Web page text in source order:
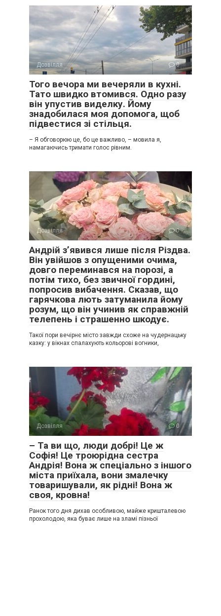
Дозвілля 0
Того вечора ми вечеряли в кухні.
Тато швидко втомився. Одно разу
він упустив виделку. Йому
знадобилася моя допомога, щоб
підвестися зі стільця.
– Я обговорюю це, бо це важливо, – мовила я,
намагаючись тримати голос рівним.
Дозвілля 0
Андрій з’явився лише після Різдва.
Він увійшов з опущеними очима,
довго переминався на порозі, а
потім тихо, без звичної гордині,
попросив вибачення. Сказав, що
гарячкова лють затуманила йому
розум, що він учинив як справжній
телепень і страшенно шкодує.
Такої пори вечірнє місто завжди схоже на чудернацьку
казку: у вікнах спалахують кольорові вогники,
Дозвілля 0
– Та ви що, люди добрі! Це ж
Софія! Це троюрідна сестра
Андрія! Вона ж спеціально з іншого
міста приїхала, вони змалечку
товаришували, як рідні! Вона ж
своя, кровна!
Ранок того дня дихав особливою, майже кришталевою
прохолодою, яка буває лише на зламі пізньої